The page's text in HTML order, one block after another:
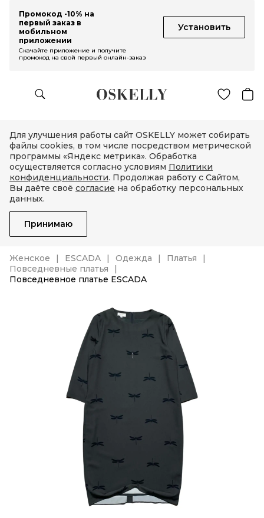
Промокод -10% на
первый заказ в
мобильном
приложении
Установить
Скачайте приложение и получите
промокод на свой первый онлайн-заказ
Для улучшения работы сайт OSKELLY может собирать
файлы cookies, в том числе посредством метрической
программы «Яндекс метрика». Обработка
осуществляется согласно условиям Политики
конфиденциальности. Продолжая работу с Сайтом,
Вы даёте своё согласие на обработку персональных
данных.
Принимаю
Женское ESCADA Одежда
Платья
Повседневные платья
Повседневное платье ESCADA